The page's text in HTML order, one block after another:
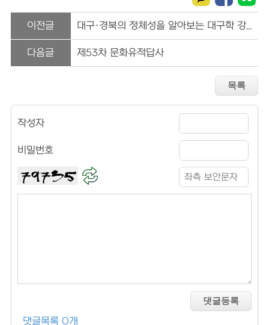
이전글 대구·경북의 정체성을 알아보는 대구학 강좌
다음글 제53차 문화유적답사
작성자
비밀번호
댓글목록 0개